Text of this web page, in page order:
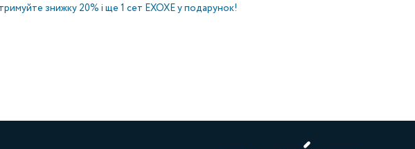
знижку 20% і ще 1 сет EXOXE у подарунок!